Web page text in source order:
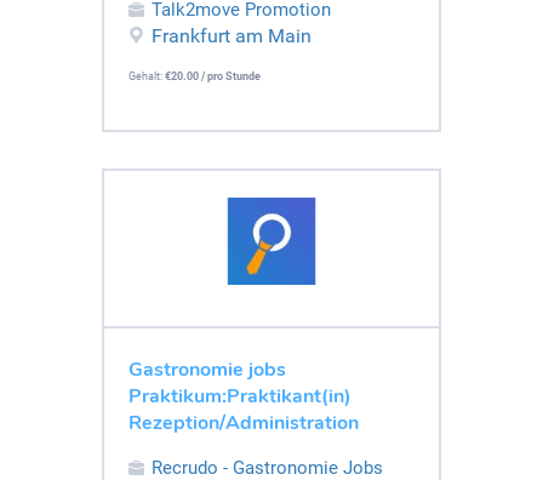
Talk2move Promotion
Frankfurt am Main
Gehalt: €20.00 / pro Stunde
Gastronomie jobs
Praktikum:Praktikant(in)
Rezeption/Administration
Recrudo - Gastronomie Jobs